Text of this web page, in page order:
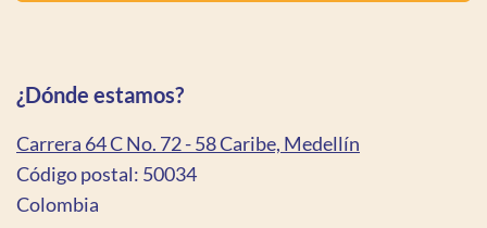
¿Dónde estamos?
Carrera 64 C No. 72 - 58 Caribe, Medellín
Código postal: 50034
Colombia